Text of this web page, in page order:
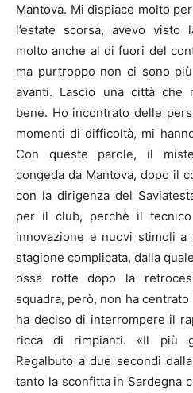
Mantova. Mi dispiace molto
l’estate scorsa, avevo
molto anche al di fuori del
ma purtroppo non ci sono
avanti. Lascio una città che
bene. Ho incontrato delle
momenti di difficoltà, mi
Con queste parole, il
congeda da Mantova, dopo il
con la dirigenza del
per il club, perchè il
innovazione e nuovi stimoli a
stagione complicata, dalla
ossa rotte dopo la
squadra, però, non ha
ha deciso di interrompere il
ricca di rimpianti. «Il più
Regalbuto a due secondi
tanto la sconfitta in Sardegna